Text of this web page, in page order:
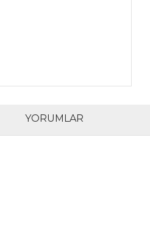
YORUMLAR